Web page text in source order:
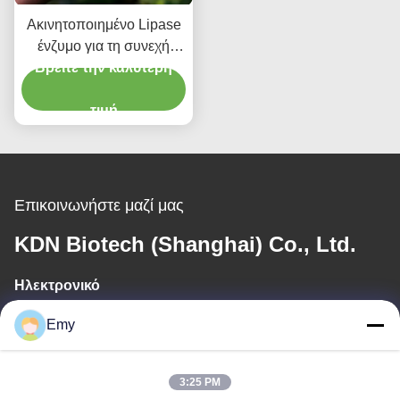
Ακινητοποιημένο Lipase
ένζυμο για τη συνεχή
παραγωγή biodiesel από
πετροχημικής
Βρείτε την καλύτερη
τιμή
Επικοινωνήστε μαζί μας
KDN Biotech (Shanghai) Co., Ltd.
Ηλεκτρονικό
panxy@vlandgroup.com
Emy
3:25 PM